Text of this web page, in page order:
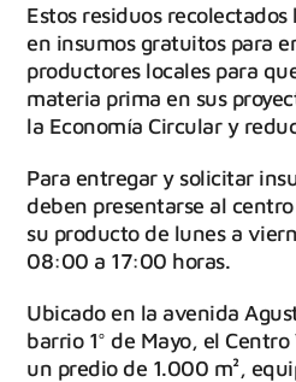
Estos residuos
en insumos gratuitos para
productores locales para
materia prima en sus
la Economía Circular y
Para entregar y solicitar
deben presentarse al
su producto de lunes a
08:00 a 17:00 horas.
Ubicado en la avenida
barrio 1° de Mayo, el
un predio de 1.000 m²,